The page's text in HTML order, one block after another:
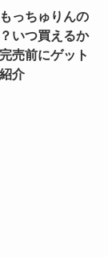
っちゅりんの
いつ買えるか
売前にゲット
介